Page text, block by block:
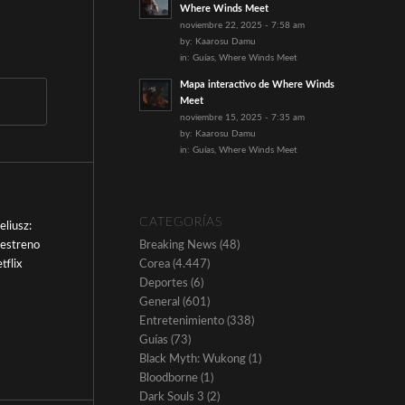
Where Winds Meet
noviembre 22, 2025 - 7:58 am
by: Kaarosu Damu
in: Guías, Where Winds Meet
Mapa interactivo de Where Winds
Meet
noviembre 15, 2025 - 7:35 am
by: Kaarosu Damu
in: Guías, Where Winds Meet
CATEGORÍAS
Breaking News (48)
Corea(4.447)
Deportes (6)
General (601)
Entretenimiento(338)
Guías (73)
Black Myth: Wukong(1)
Bloodborne(1)
Dark Souls 3 (2)